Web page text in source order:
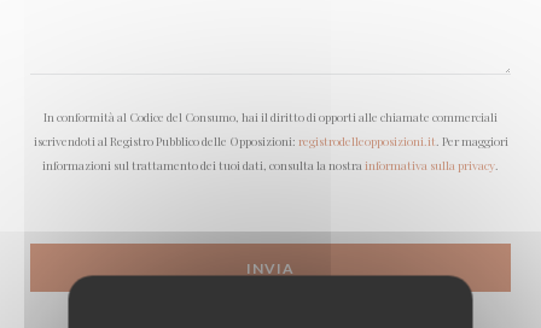
In conformità al Codice del Consumo, hai il diritto di opporti alle chiamate commerciali
iscrivendoti al Registro Pubblico delle Opposizioni: registrodelleopposizioni.it . Per maggiori
informazioni sul trattamento dei tuoi dati, consulta la nostra informativa sulla privacy